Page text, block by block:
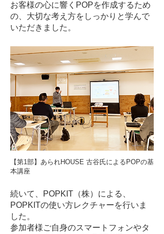
お客様の心に響くPOPを作成するため
の、大切な考え方をしっかりと学んで
いただきました。
【第1部】あられHOUSE 古谷氏によるPOPの基
本講座
続いて、POPKIT（株）による、
POPKITの使い方レクチャーを行いま
した。
参加者様ご自身のスマートフォンやタ